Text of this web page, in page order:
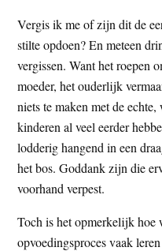
Vergis ik me of zijn dit de
stilte opdoen? En meteen
vergissen. Want het roepen
moeder, het ouderlijk
niets te maken met de
kinderen al veel eerder
lodderig hangend in een
het bos. Goddank zijn die
voorhand verpest.
Toch is het opmerkelijk
opvoedingsproces vaak